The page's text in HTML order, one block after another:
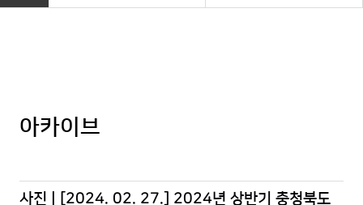
아카이브
사진 | [2024. 02. 27.] 2024년 상반기 충청북도